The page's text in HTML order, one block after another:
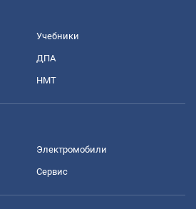
Учебники
ДПА
НМТ
Электромобили
Сервис